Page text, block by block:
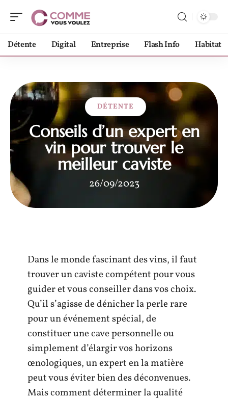
Détente Digital Entreprise Flash Info Habitat
DÉTENTE
Conseils d’un expert en
vin pour trouver le
meilleur caviste
26/09/2023
Dans le monde fascinant des vins, il faut
trouver un caviste compétent pour vous
guider et vous conseiller dans vos choix.
Qu’il s’agisse de dénicher la perle rare
pour un événement spécial, de
constituer une cave personnelle ou
simplement d’élargir vos horizons
œnologiques, un expert en la matière
peut vous éviter bien des déconvenues.
Mais comment déterminer la qualité